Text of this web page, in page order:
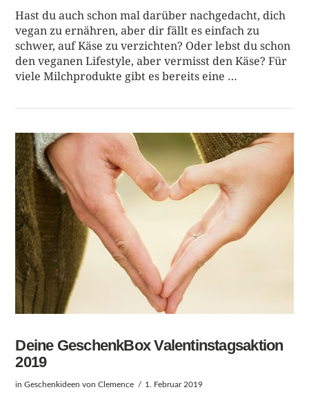
BEITRAG LESEN
Hast du auch schon mal darüber nachgedacht, dich
vegan zu ernähren, aber dir fällt es einfach zu
schwer, auf Käse zu verzichten? Oder lebst du schon
den veganen Lifestyle, aber vermisst den Käse? Für
viele Milchprodukte gibt es bereits eine …
Deine GeschenkBox Valentinstagsaktion
2019
inGeschenkideen von Clemence 1. Februar 2019